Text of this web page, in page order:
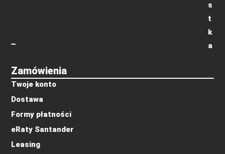
Zamówienia
Twoje konto
Dostawa
Formy płatności
eRaty Santander
Leasing
s
t
k
a